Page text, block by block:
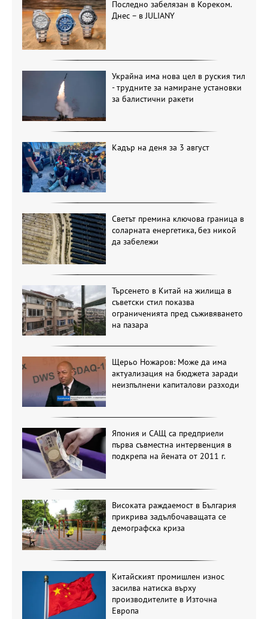
Последно забелязан в Кореком.
Днес – в JULIANY
Украйна има нова цел в руския тил
- трудните за намиране установки
за балистични ракети
Кадър на деня за 3 август
Светът премина ключова граница в
соларната енергетика, без никой
да забележи
Търсенето в Китай на жилища в
съветски стил показва
ограниченията пред съживяването
на пазара
Щерьо Ножаров: Може да има
актуализация на бюджета заради
неизпълнени капиталови разходи
Япония и САЩ са предприели
първа съвместна интервенция в
подкрепа на йената от 2011 г.
Високата раждаемост в България
прикрива задълбочаващата се
демографска криза
Китайският промишлен износ
засилва натиска върху
производителите в Източна
Европа